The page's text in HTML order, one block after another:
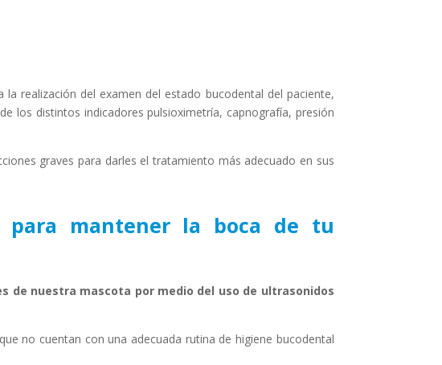
la realización del examen del estado bucodental del paciente,
los distintos indicadores pulsioximetría, capnografía, presión
graves para darles el tratamiento más adecuado en sus
para mantener la boca de tu
de nuestra mascota por medio del uso de ultrasonidos
que no cuentan con una adecuada rutina de higiene bucodental